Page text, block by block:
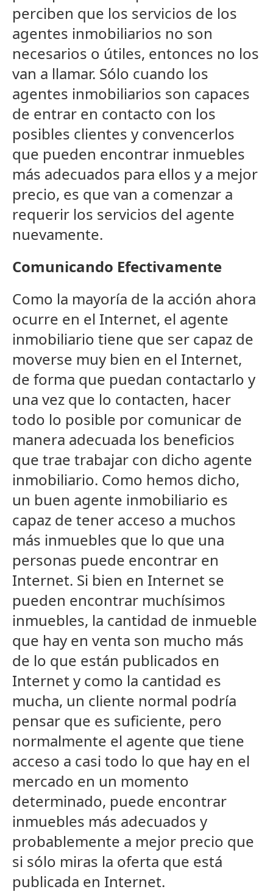
perciben que los servicios de los
agentes inmobiliarios no son
necesarios o útiles, entonces no los
van a llamar. Sólo cuando los
agentes inmobiliarios son capaces
de entrar en contacto con los
posibles clientes y convencerlos
que pueden encontrar inmuebles
más adecuados para ellos y a mejor
precio, es que van a comenzar a
requerir los servicios del agente
nuevamente.
Comunicando Efectivamente
Como la mayoría de la acción ahora
ocurre en el Internet, el agente
inmobiliario tiene que ser capaz de
moverse muy bien en el Internet,
de forma que puedan contactarlo y
una vez que lo contacten, hacer
todo lo posible por comunicar de
manera adecuada los beneficios
que trae trabajar con dicho agente
inmobiliario. Como hemos dicho,
un buen agente inmobiliario es
capaz de tener acceso a muchos
más inmuebles que lo que una
personas puede encontrar en
Internet. Si bien en Internet se
pueden encontrar muchísimos
inmuebles, la cantidad de inmueble
que hay en venta son mucho más
de lo que están publicados en
Internet y como la cantidad es
mucha, un cliente normal podría
pensar que es suficiente, pero
normalmente el agente que tiene
acceso a casi todo lo que hay en el
mercado en un momento
determinado, puede encontrar
inmuebles más adecuados y
probablemente a mejor precio que
si sólo miras la oferta que está
publicada en Internet.